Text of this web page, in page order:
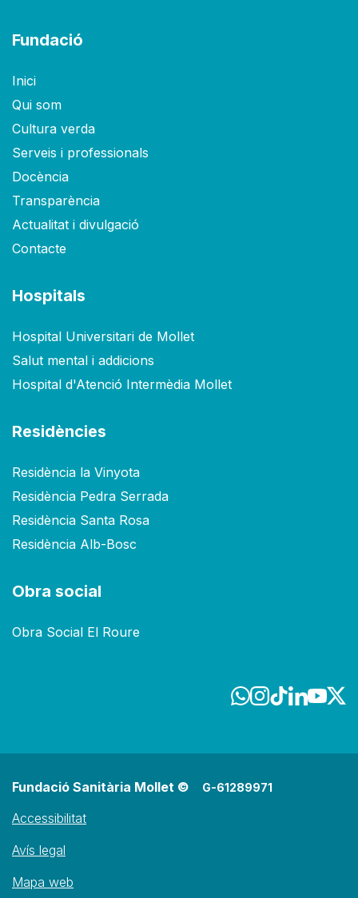
Fundació
Inici
Qui som
Cultura verda
Serveis i professionals
Docència
Transparència
Actualitat i divulgació
Contacte
Hospitals
Hospital Universitari de Mollet
Salut mental i addicions
Hospital d'Atenció Intermèdia Mollet
Residències
Residència la Vinyota
Residència Pedra Serrada
Residència Santa Rosa
Residència Alb-Bosc
Obra social
Obra Social El Roure
Fundació Sanitària Mollet © G-61289971
Accessibilitat
Avís legal
Mapa web